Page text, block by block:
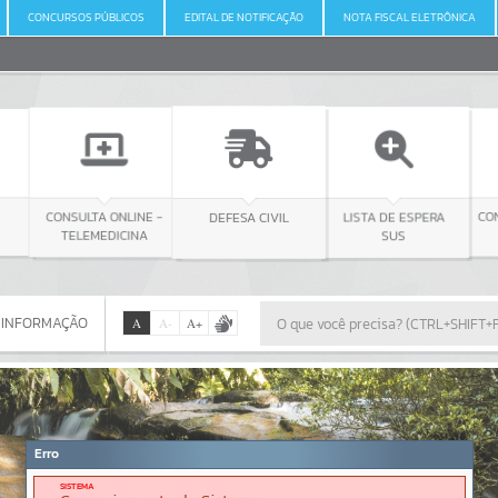
CONCURSOS PÚBLICOS EDITAL DE NOTIFICAÇÃO NOTA FISCAL ELETRÔNICA
-
DEFESA CIVIL
LISTA DE ESPERA
CONSULTA LICITAÇÃO
Por favor, aguarde...
A A- A+
Erro
SISTEMA